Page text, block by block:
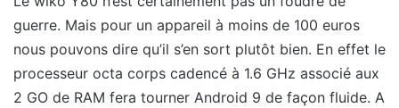
guerre. Mais pour un appareil à moins de 100 euros
nous pouvons dire qu’il s’en sort plutôt bien. En effet le
processeur octa corps cadencé à 1.6 GHz associé aux
2 GO de RAM fera tourner Android 9 de façon fluide. A